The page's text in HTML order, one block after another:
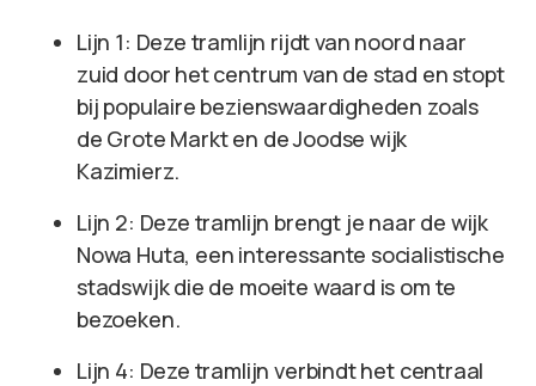
Lijn 1: Deze tramlijn rijdt van noord naar
zuid door het centrum van de stad en stopt
bij populaire bezienswaardigheden zoals
de Grote Markt en de Joodse wijk
Kazimierz.
Lijn 2: Deze tramlijn brengt je naar de wijk
Nowa Huta, een interessante socialistische
stadswijk die de moeite waard is om te
bezoeken.
Lijn 4: Deze tramlijn verbindt het centraal